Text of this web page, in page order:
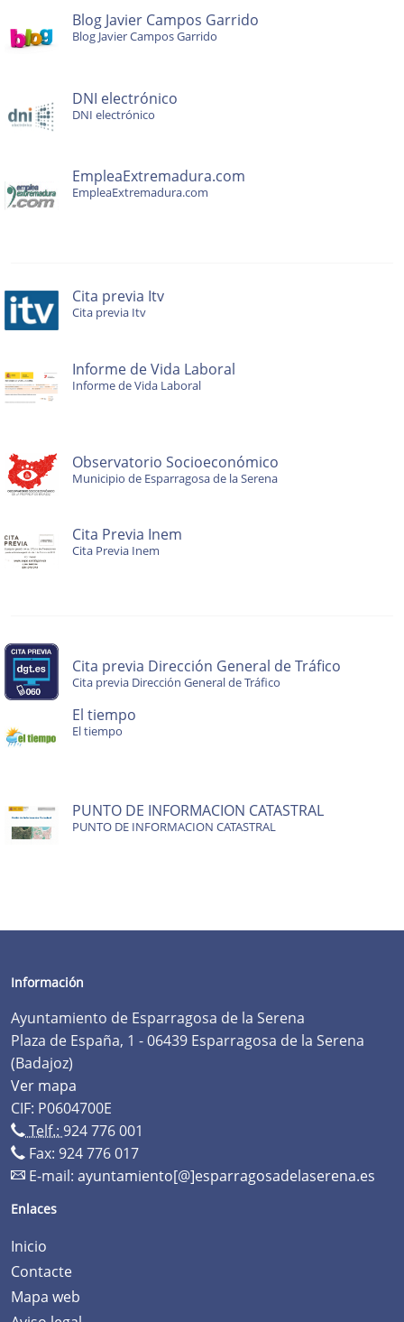
Blog Javier Campos Garrido
Blog Javier Campos Garrido
DNI electrónico
DNI electrónico
EmpleaExtremadura.com
EmpleaExtremadura.com
Cita previa Itv
Cita previa Itv
Informe de Vida Laboral
Informe de Vida Laboral
Observatorio Socioeconómico
Municipio de Esparragosa de la Serena
Cita Previa Inem
Cita Previa Inem
Cita previa Dirección General de Tráfico
Cita previa Dirección General de Tráfico
El tiempo
El tiempo
PUNTO DE INFORMACION CATASTRAL
PUNTO DE INFORMACION CATASTRAL
Información
Ayuntamiento de Esparragosa de la Serena
Plaza de España, 1 - 06439 Esparragosa de la Serena
(Badajoz)
Ver mapa
CIF: P0604700E
Telf.: 924 776 001
Fax: 924 776 017
E-mail: ayuntamiento[@]esparragosadelaserena.es
Enlaces
Inicio
Contacte
Mapa web